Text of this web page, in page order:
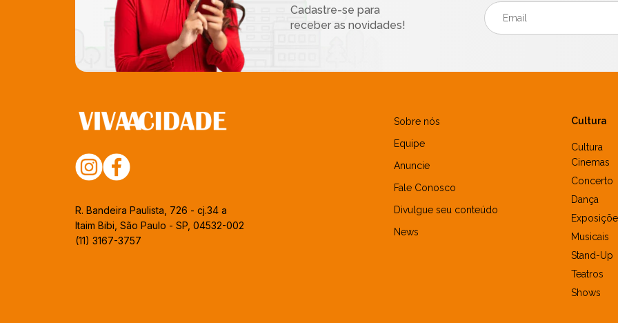
Cadastre-se para
receber as novidades!
R. Bandeira Paulista, 726 - cj.34 a
Itaim Bibi, São Paulo - SP, 04532-002
(11) 3167-3757
Sobre nós
Equipe
Anuncie
Fale Conosco
Divulgue seu conteúdo
News
Cultura
Cultura
Cinemas
Concerto
Dança
Musicais
Stand-Up
Teatros
Shows